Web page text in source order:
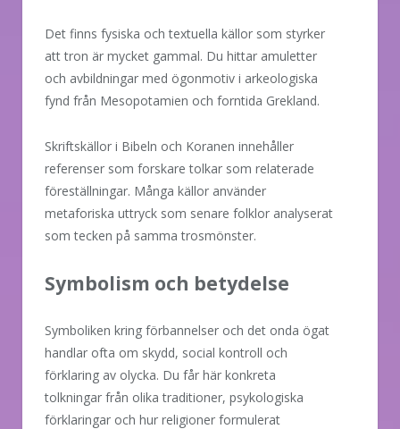
Det finns fysiska och textuella källor som styrker
att tron är mycket gammal. Du hittar amuletter
och avbildningar med ögonmotiv i arkeologiska
fynd från Mesopotamien och forntida Grekland.
Skriftskällor i Bibeln och Koranen innehåller
referenser som forskare tolkar som relaterade
föreställningar. Många källor använder
metaforiska uttryck som senare folklor analyserat
som tecken på samma trosmönster.
Symbolism och betydelse
Symboliken kring förbannelser och det onda ögat
handlar ofta om skydd, social kontroll och
förklaring av olycka. Du får här konkreta
tolkningar från olika traditioner, psykologiska
förklaringar och hur religioner formulerat